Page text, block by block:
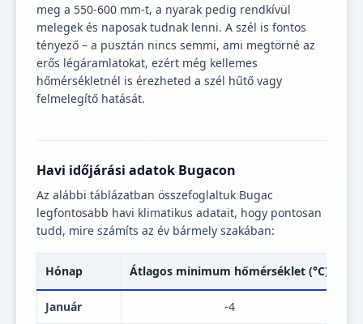
meg a 550-600 mm-t, a nyarak pedig rendkívül
melegek és naposak tudnak lenni. A szél is fontos
tényező – a pusztán nincs semmi, ami megtörné az
erős légáramlatokat, ezért még kellemes
hőmérsékletnél is érezheted a szél hűtő vagy
felmelegítő hatását.
Havi időjárási adatok Bugacon
Az alábbi táblázatban összefoglaltuk Bugac
legfontosabb havi klimatikus adatait, hogy pontosan
tudd, mire számíts az év bármely szakában:
Hónap Átlagos minimum hőmérséklet (°C)
Január -4